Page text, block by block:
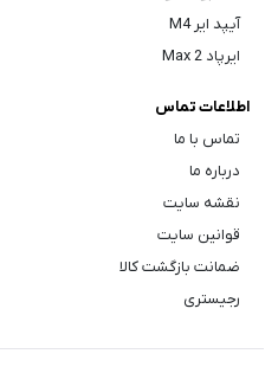
آیپد ایر M4
ایرپاد Max 2
اطلاعات تماس
تماس با ما
درباره ما
نقشه سایت
قوانین سایت
ضمانت بازگشت کالا
رجیستری